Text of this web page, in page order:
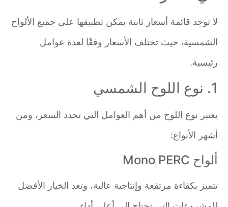
لا توجد قائمة أسعار ثابتة يمكن تطبيقها على جميع الألواح
الشمسية، حيث تختلف الأسعار وفقًا لعدة عوامل
رئيسية.
يعتبر نوع اللوح من أهم العوامل التي تحدد السعر، ومن
أشهر الأنواع:
ألواح Mono PERC
تتميز بكفاءة مرتفعة وإنتاجية عالية، وتعد الخيار الأفضل